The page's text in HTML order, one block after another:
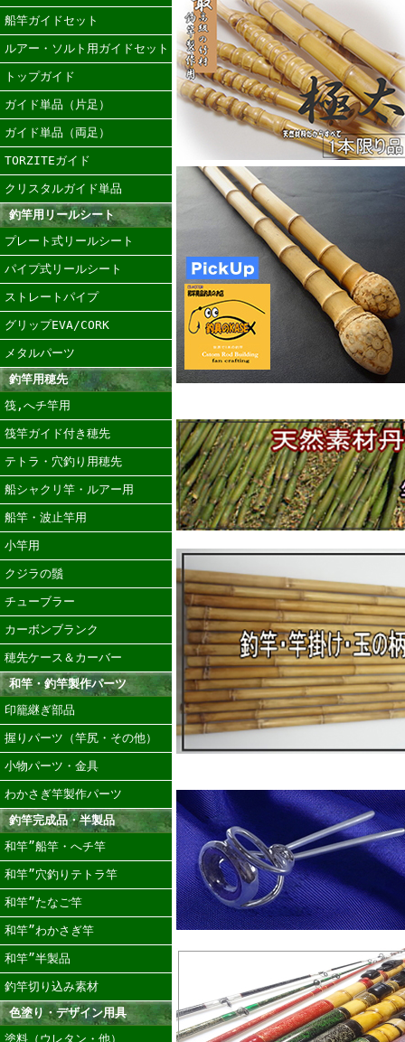
船竿ガイドセット
ルアー・ソルト用ガイドセット
トップガイド
ガイド単品（片足）
ガイド単品（両足）
TORZITEガイド
クリスタルガイド単品
釣竿用リールシート
プレート式リールシート
パイプ式リールシート
ストレートパイプ
グリップEVA/CORK
メタルパーツ
釣竿用穂先
筏,へチ竿用
筏竿ガイド付き穂先
テトラ・穴釣り用穂先
船シャクリ竿・ルアー用
船竿・波止竿用
小竿用
クジラの鬚
チューブラー
カーボンブランク
穂先ケース＆カーバー
和竿・釣竿製作パーツ
印籠継ぎ部品
握りパーツ（竿尻・その他）
小物パーツ・金具
わかさぎ竿製作パーツ
釣竿完成品・半製品
和竿”船竿・へチ竿
和竿”穴釣りテトラ竿
和竿”たなご竿
和竿”わかさぎ竿
和竿”半製品
釣竿切り込み素材
色塗り・デザイン用具
塗料（ウレタン・他）